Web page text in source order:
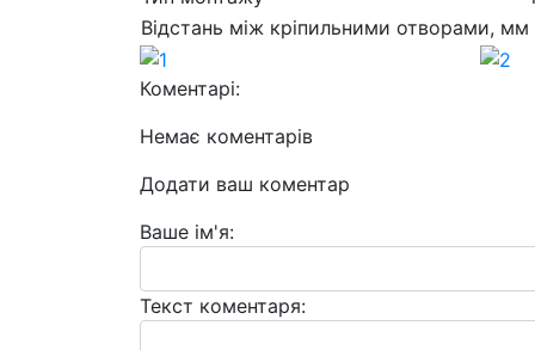
Відстань між кріпильними отворами, мм
Коментарі:
Немає коментарів
Додати ваш коментар
Ваше ім'я:
Текст коментаря: